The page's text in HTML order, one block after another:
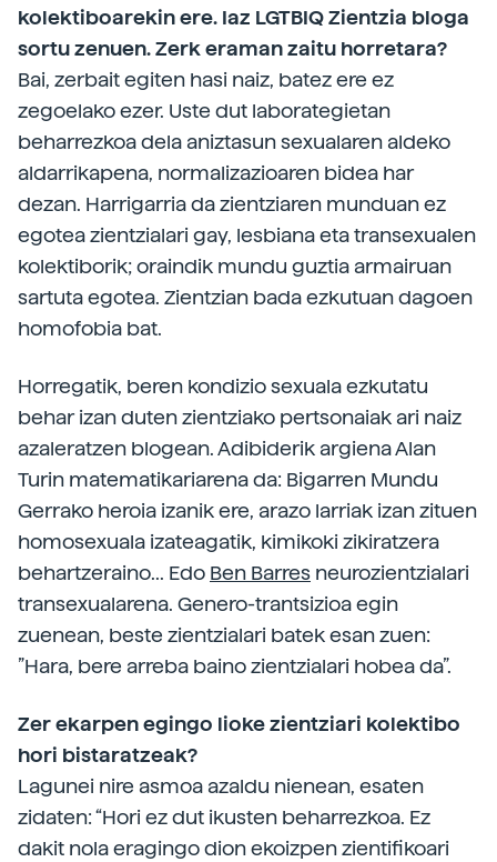
kolektiboarekin ere. Iaz LGTBIQ Zientzia bloga
sortu zenuen. Zerk eraman zaitu horretara?
Bai, zerbait egiten hasi naiz, batez ere ez
zegoelako ezer. Uste dut laborategietan
beharrezkoa dela aniztasun sexualaren aldeko
aldarrikapena, normalizazioaren bidea har
dezan. Harrigarria da zientziaren munduan ez
egotea zientzialari gay, lesbiana eta transexualen
kolektiborik; oraindik mundu guztia armairuan
sartuta egotea. Zientzian bada ezkutuan dagoen
homofobia bat.
Horregatik, beren kondizio sexuala ezkutatu
behar izan duten zientziako pertsonaiak ari naiz
azaleratzen blogean. Adibiderik argiena Alan
Turin matematikariarena da: Bigarren Mundu
Gerrako heroia izanik ere, arazo larriak izan zituen
homosexuala izateagatik, kimikoki zikiratzera
behartzeraino... Edo Ben Barres neurozientzialari
transexualarena. Genero-trantsizioa egin
zuenean, beste zientzialari batek esan zuen:
”Hara, bere arreba baino zientzialari hobea da”.
Zer ekarpen egingo lioke zientziari kolektibo
hori bistaratzeak?
Lagunei nire asmoa azaldu nienean, esaten
zidaten: “Hori ez dut ikusten beharrezkoa. Ez
dakit nola eragingo dion ekoizpen zientifikoari